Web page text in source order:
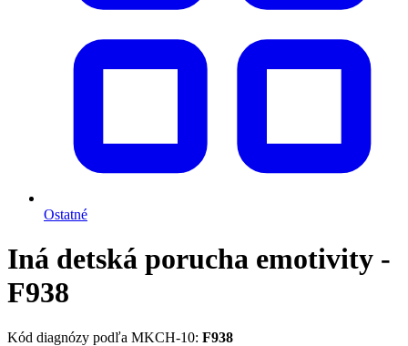
Ostatné
Iná detská porucha emotivity -
F938
Kód diagnózy podľa MKCH-10: F938